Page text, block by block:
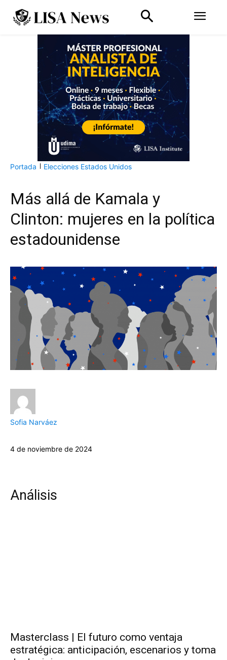
Portada Elecciones Estados Unidos
Más allá de Kamala y
Clinton: mujeres en la política
estadounidense
Sofia Narváez
4 de noviembre de 2024
Análisis
Masterclass | El futuro como ventaja
estratégica: anticipación, escenarios y toma